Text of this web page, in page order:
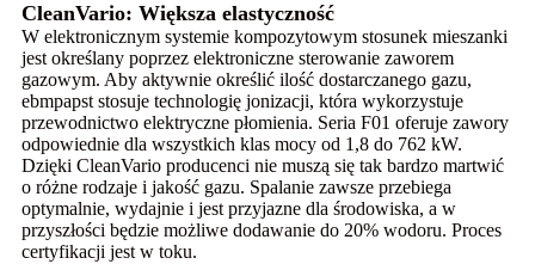
CleanVario: Większa elastyczność
W elektronicznym systemie kompozytowym stosunek mieszanki
jest określany poprzez elektroniczne sterowanie zaworem
gazowym. Aby aktywnie określić ilość dostarczanego gazu,
ebmpapst stosuje technologię jonizacji, która wykorzystuje
przewodnictwo elektryczne płomienia. Seria F01 oferuje zawory
odpowiednie dla wszystkich klas mocy od 1,8 do 762 kW.
Dzięki CleanVario producenci nie muszą się tak bardzo martwić
o różne rodzaje i jakość gazu. Spalanie zawsze przebiega
optymalnie, wydajnie i jest przyjazne dla środowiska, a w
przyszłości będzie możliwe dodawanie do 20% wodoru. Proces
certyfikacji jest w toku.